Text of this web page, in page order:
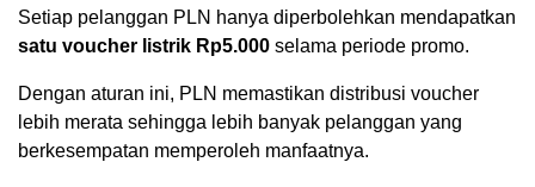
Setiap pelanggan PLN hanya diperbolehkan mendapatkan
satu voucher listrik Rp5.000 selama periode promo.
Dengan aturan ini, PLN memastikan distribusi voucher
lebih merata sehingga lebih banyak pelanggan yang
berkesempatan memperoleh manfaatnya.